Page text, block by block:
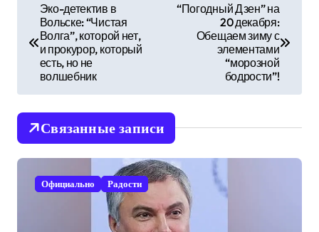
и
г
а
Эко-детектив в
Вольске: “Чистая
Волга”, которой нет,
и прокурор, который
есть, но не
волшебник
“Погодный Дзен” на
20 декабря:
Обещаем зиму с
элементами
“морозной
бодрости”!
Связанные записи
Официально Радости